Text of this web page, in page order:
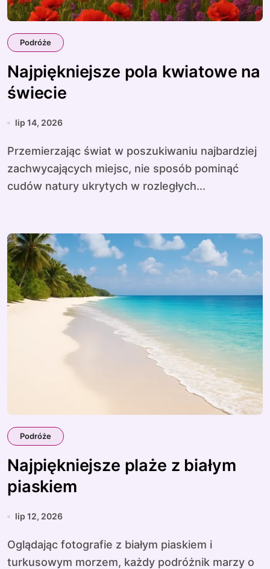
Podróże
Najpiękniejsze pola kwiatowe na
świecie
lip 14, 2026
Przemierzając świat w poszukiwaniu najbardziej
zachwycających miejsc, nie sposób pominąć
cudów natury ukrytych w rozległych...
Podróże
Najpiękniejsze plaże z białym
piaskiem
lip 12, 2026
Oglądając fotografie z białym piaskiem i
turkusowym morzem, każdy podróżnik marzy o